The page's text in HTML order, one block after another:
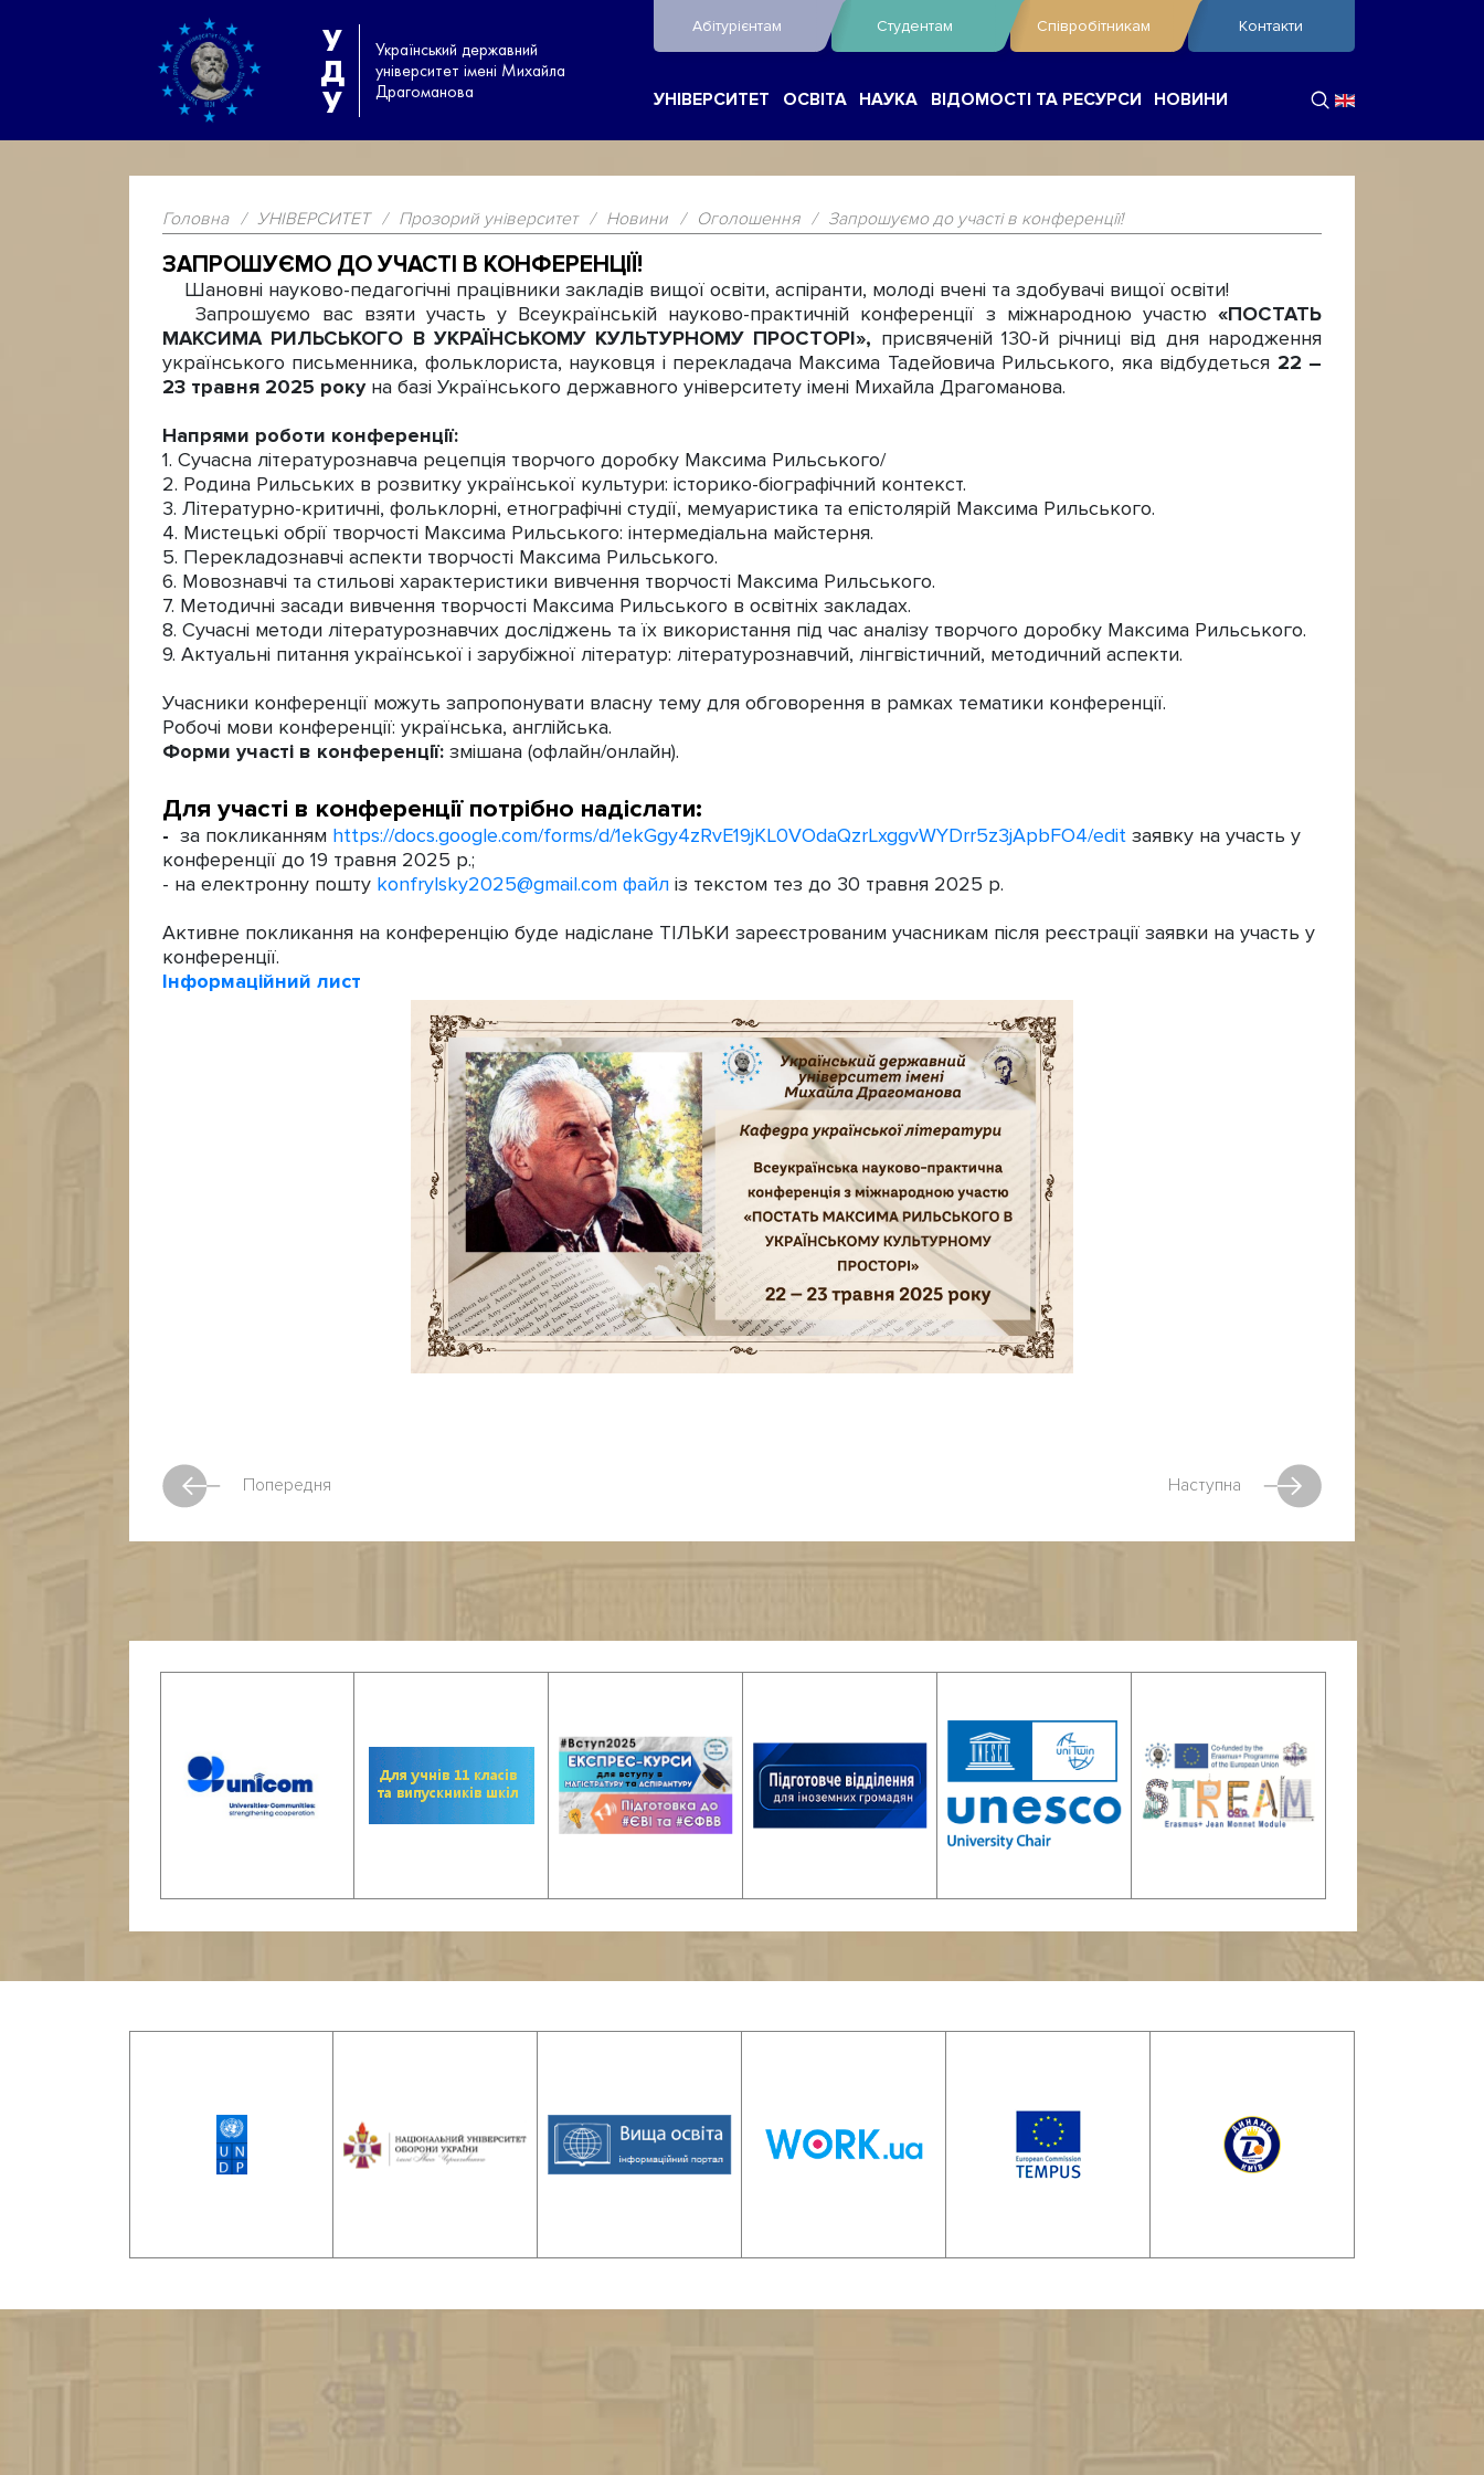
У
Д
У
Український державний
університет імені Михайла
Драгоманова
Абітурієнтам Студентам Співробітникам Контакти
УНІВЕРСИТЕТ ОСВІТА НАУКА ВІДОМОСТІ ТА РЕСУРСИ НОВИНИ
Головна / УНІВЕРСИТЕТ / Прозорий університет / Новини / Оголошення / Запрошуємо до участі в конференції!
ЗАПРОШУЄМО ДО УЧАСТІ В КОНФЕРЕНЦІЇ!
Шановні науково-педагогічні працівники закладів вищої освіти, аспіранти, молоді вчені та здобувачі вищої освіти!
Запрошуємо вас взяти участь у Всеукраїнській науково-практичній конференції з міжнародною участю «ПОСТАТЬ
МАКСИМА РИЛЬСЬКОГО В УКРАЇНСЬКОМУ КУЛЬТУРНОМУ ПРОСТОРІ», присвяченій 130-й річниці від дня народження
українського письменника, фольклориста, науковця і перекладача Максима Тадейовича Рильського, яка відбудеться 22 –
23 травня 2025 року на базі Українського державного університету імені Михайла Драгоманова.
Напрями роботи конференції:
1. Сучасна літературознавча рецепція творчого доробку Максима Рильського/
2. Родина Рильських в розвитку української культури: історико-біографічний контекст.
3. Літературно-критичні, фольклорні, етнографічні студії, мемуаристика та епістолярій Максима Рильського.
4. Мистецькі обрії творчості Максима Рильського: інтермедіальна майстерня.
5. Перекладознавчі аспекти творчості Максима Рильського.
6. Мовознавчі та стильові характеристики вивчення творчості Максима Рильського.
7. Методичні засади вивчення творчості Максима Рильського в освітніх закладах.
8. Сучасні методи літературознавчих досліджень та їх використання під час аналізу творчого доробку Максима Рильського.
9. Актуальні питання української і зарубіжної літератур: літературознавчий, лінгвістичний, методичний аспекти.
Учасники конференції можуть запропонувати власну тему для обговорення в рамках тематики конференції.
Робочі мови конференції: українська, англійська.
Форми участі в конференції: змішана (офлайн/онлайн).
Для участі в конференції потрібно надіслати:
- за покликанням https://docs.google.com/forms/d/1ekGgy4zRvE19jKL0VOdaQzrLxggvWYDrr5z3jApbFO4/edit заявку на участь у
конференції до 19 травня 2025 р.;
- на електронну пошту konfrylsky2025@gmail.com файл із текстом тез до 30 травня 2025 р.
Активне покликання на конференцію буде надіслане ТІЛЬКИ зареєстрованим учасникам після реєстрації заявки на участь у
конференції.
Інформаційний лист
Попередня Наступна